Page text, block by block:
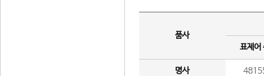
품사
표제어
명사